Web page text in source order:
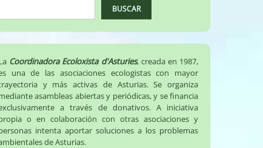
BUSCAR
Coordinadora Ecoloxista d'Asturies, creada en 1987,
una de las asociaciones ecologistas con mayor
y más activas de Asturias. Se organiza
asambleas abiertas y periódicas, y se financia
a través de donativos. A iniciativa
o en colaboración con otras asociaciones y
intenta aportar soluciones a los problemas
de Asturias.